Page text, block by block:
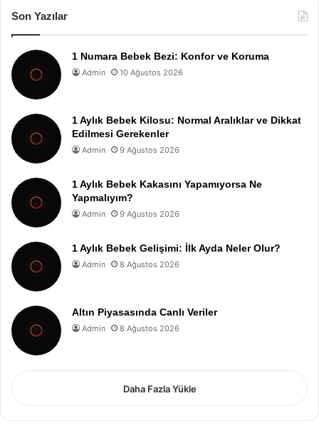
Son Yazılar
1 Numara Bebek Bezi: Konfor ve Koruma
Admin 10 Ağustos 2026
1 Aylık Bebek Kilosu: Normal Aralıklar ve Dikkat
Edilmesi Gerekenler
Admin 9 Ağustos 2026
1 Aylık Bebek Kakasını Yapamıyorsa Ne
Yapmalıyım?
Admin 9 Ağustos 2026
1 Aylık Bebek Gelişimi: İlk Ayda Neler Olur?
Admin 8 Ağustos 2026
Altın Piyasasında Canlı Veriler
Admin 8 Ağustos 2026
Daha Fazla Yükle